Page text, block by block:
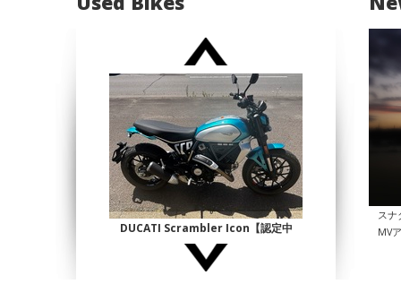
DUCATI Scrambler Icon【認定中
古】
¥1,140,000
スナ
MV